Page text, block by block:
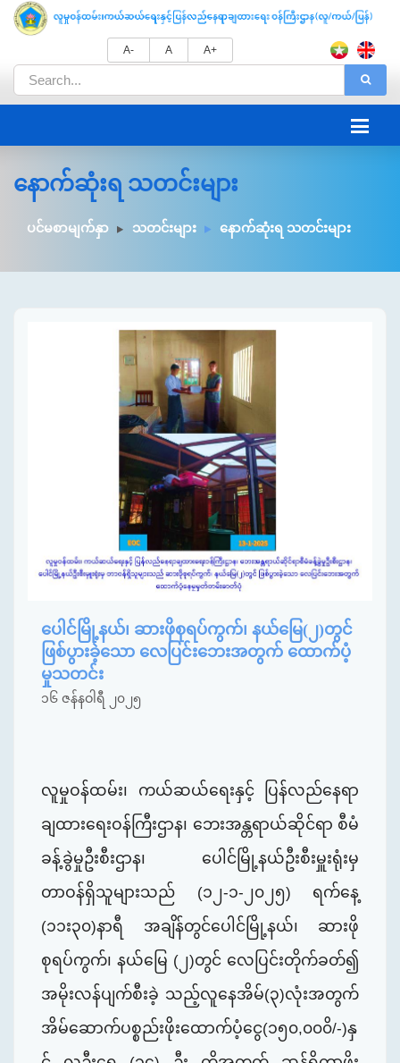
A- A A+
နောက်ဆုံးရ သတင်းများ
ပင်မစာမျက်နှာ သတင်းများ နောက်ဆုံးရ သတင်းများ
ပေါင်မြို့နယ်၊ ဆားဖိုစုရပ်ကွက်၊ နယ်မြေ(၂)တွင်
ဖြစ်ပွားခဲ့သော လေပြင်းဘေးအတွက် ထောက်ပံ့
မှုသတင်း
၁၆ ဇန်နဝါရီ ၂၀၂၅
လူမှုဝန်ထမ်း၊ ကယ်ဆယ်ရေးနှင့် ပြန်လည်နေရာ
ချထားရေးဝန်ကြီးဌာန၊ ဘေးအန္တရာယ်ဆိုင်ရာ စီမံ
ခန့်ခွဲမှုဦးစီးဌာန၊ ပေါင်မြို့နယ်ဦးစီးမှူးရုံးမှ
တာဝန်ရှိသူများသည် (၁၂-၁-၂၀၂၅) ရက်နေ့
(၁၁း၃၀)နာရီ အချိန်တွင်ပေါင်မြို့နယ်၊ ဆားဖို
စုရပ်ကွက်၊ နယ်မြေ (၂)တွင် လေပြင်းတိုက်ခတ်၍
အမိုးလန်ပျက်စီးခဲ့ သည့်လူနေအိမ်(၃)လုံးအတွက်
အိမ်ဆောက်ပစ္စည်းဖိုးထောက်ပံ့ငွေ(၁၅၀,၀၀၀ိ/-)နှ